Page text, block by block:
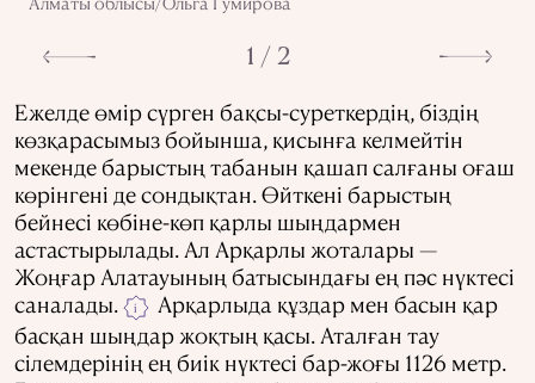
1 / 2
Ежелде өмір сүрген бақсы-суреткердің, біздің
көзқарасымыз бойынша, қисынға келмейтін
мекенде барыстың табанын қашап салғаны оғаш
көрінгені де сондықтан. Өйткені барыстың
бейнесі көбіне-көп қарлы шыңдармен
астастырылады. Ал Арқарлы жоталары —
Жоңғар Алатауының батысындағы ең пәс нүктесі
саналады.
i
Арқарлыда құздар мен басын қар
басқан шыңдар жоқтың қасы. Аталған тау
сілемдерінің ең биік нүктесі бар-жоғы 1126 метр.